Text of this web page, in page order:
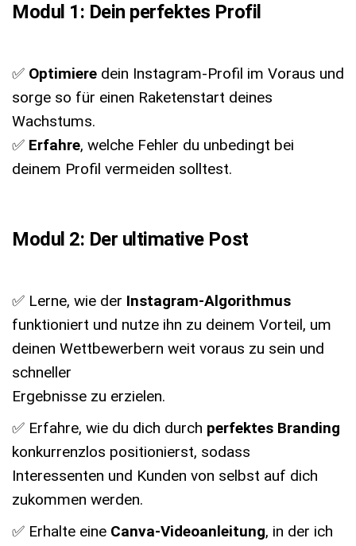
Modul 1: Dein perfektes Profil
✅ Optimiere dein Instagram-Profil im Voraus und
sorge so für einen Raketenstart deines
Wachstums.
✅ Erfahre, welche Fehler du unbedingt bei
deinem Profil vermeiden solltest.
Modul 2: Der ultimative Post
✅ Lerne, wie der Instagram-Algorithmus
funktioniert und nutze ihn zu deinem Vorteil, um
deinen Wettbewerbern weit voraus zu sein und
schneller
Ergebnisse zu erzielen.
✅ Erfahre, wie du dich durch perfektes Branding
konkurrenzlos positionierst, sodass
Interessenten und Kunden von selbst auf dich
zukommen werden.
✅ Erhalte eine Canva-Videoanleitung, in der ich